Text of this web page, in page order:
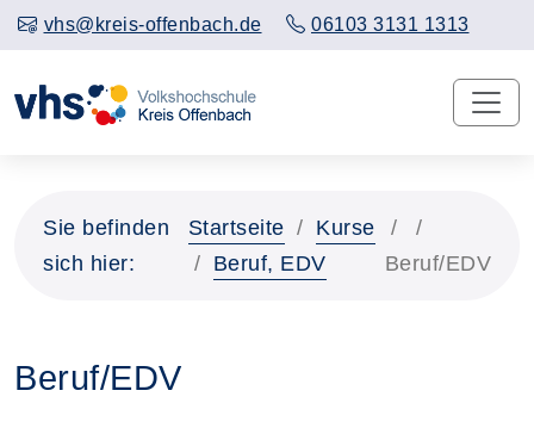
vhs@kreis-offenbach.de 06103 3131 1313
Sie befinden
sich hier:
Startseite
Kurse
Beruf, EDV
Beruf/EDV
Beruf/EDV